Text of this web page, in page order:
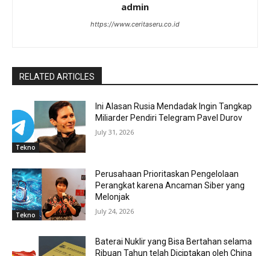
admin
https://www.ceritaseru.co.id
RELATED ARTICLES
Tekno
Ini Alasan Rusia Mendadak Ingin Tangkap
Miliarder Pendiri Telegram Pavel Durov
July 31, 2026
Tekno
Perusahaan Prioritaskan Pengelolaan
Perangkat karena Ancaman Siber yang
Melonjak
July 24, 2026
Baterai Nuklir yang Bisa Bertahan selama
Ribuan Tahun telah Diciptakan oleh China